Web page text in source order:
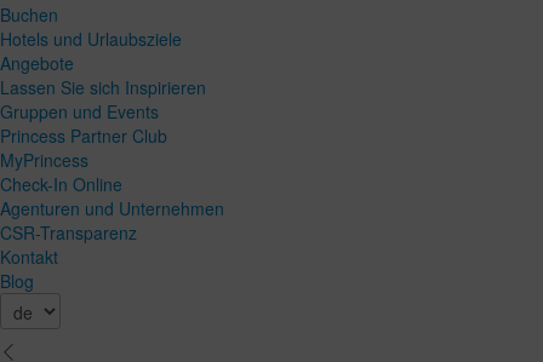
Buchen
Hotels und Urlaubsziele
Angebote
Lassen Sie sich Inspirieren
Gruppen und Events
Princess Partner Club
MyPrincess
Check-In Online
Agenturen und Unternehmen
CSR-Transparenz
Kontakt
Blog